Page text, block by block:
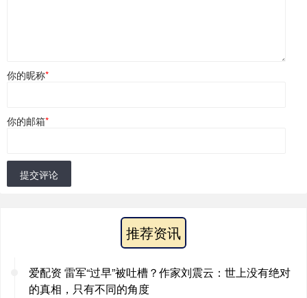
你的昵称*
你的邮箱*
提交评论
推荐资讯
爱配资 雷军“过早”被吐槽？作家刘震云：世上没有绝对
的真相，只有不同的角度